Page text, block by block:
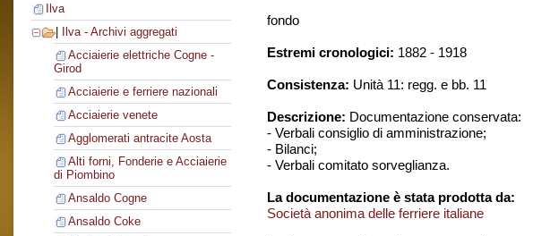
Ilva
Ilva - Archivi aggregati
Acciaierie elettriche Cogne -
Girod
Acciaierie e ferriere nazionali
Acciaierie venete
Agglomerati antracite Aosta
Alti forni, Fonderie e Acciaierie
di Piombino
Ansaldo Cogne
Ansaldo Coke
fondo
Estremi cronologici: 1882 - 1918
Consistenza: Unità 11: regg. e bb. 11
Descrizione: Documentazione conservata:
- Verbali consiglio di amministrazione;
- Bilanci;
- Verbali comitato sorveglianza.
La documentazione è stata prodotta da:
Società anonima delle ferriere italiane